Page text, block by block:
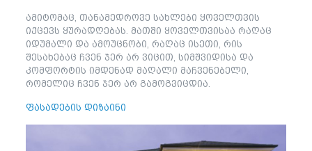
ამიტომაც, თანამედროვე სახლები ყოველთვის
იქცევს ყურადღებას. მათში ყოველთვისაა რაღაც
იდუმალი და ამოუცნობი, რაღაც ისეთი, რის
შესახებაც ჩვენ ჯერ არ ვიცით, სიმშვიდისა და
კომფორტის იმდენად მაღალი მაჩვენებელი,
რომელიც ჩვენ ჯერ არ გამოგვიცდია.
ფასადების დიზაინი